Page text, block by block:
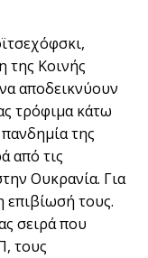
της Κοινής
αποδεικνύουν
τρόφιμα κάτω
της
από τις
Ουκρανία. Για
επιβίωσή τους.
σειρά που
τους